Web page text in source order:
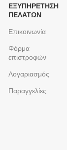
ΕΞΥΠΗΡΕΤΗΣΗ
ΠΕΛΑΤΩΝ
Επικοινωνία
Φόρμα
επιστροφών
Λογαριασμός
Παραγγελίες